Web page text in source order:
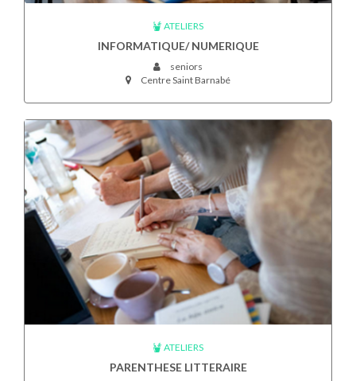
ATELIERS
INFORMATIQUE/ NUMERIQUE
seniors
Centre Saint Barnabé
ATELIERS
PARENTHESE LITTERAIRE